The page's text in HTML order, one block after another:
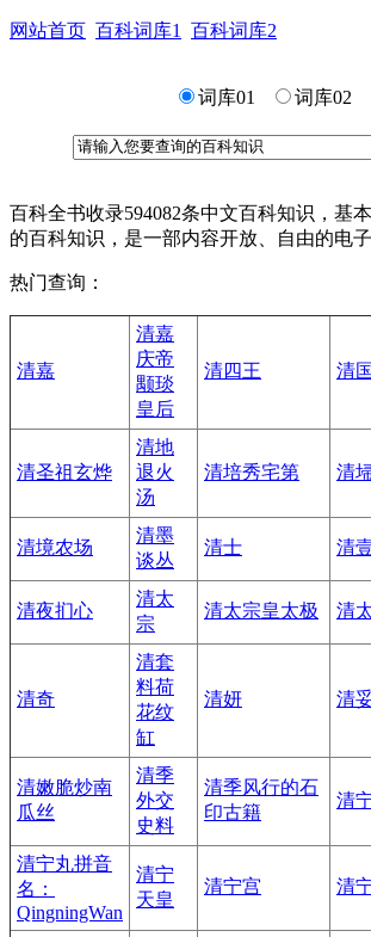
网站首页 百科词库1 百科词库2
词库01 词库02
百科全书收录594082条中文百科知识，基
的百科知识，是一部内容开放、自由的电子
热门查询：
清嘉
清嘉
庆帝
颙琰
皇后
清四王 清国
清圣祖玄烨
清地
退火
汤
清培秀宅第 清
清境农场
清墨
谈丛
清士 清
清夜扪心
清太
宗
清太宗皇太极 清
清奇
清套
料荷
花纹
缸
清妍 清
清嫩脆炒南
瓜丝
清季
外交
史料
清季风行的石
印古籍
清
清宁丸拼音
名：
QingningWan
清宁
天皇
清宁宫 清